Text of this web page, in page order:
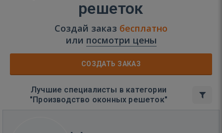
решеток
Создай заказ бесплатно
или посмотри цены
СОЗДАТЬ ЗАКАЗ
Лучшие специалисты в категории
"Производство оконных решеток"